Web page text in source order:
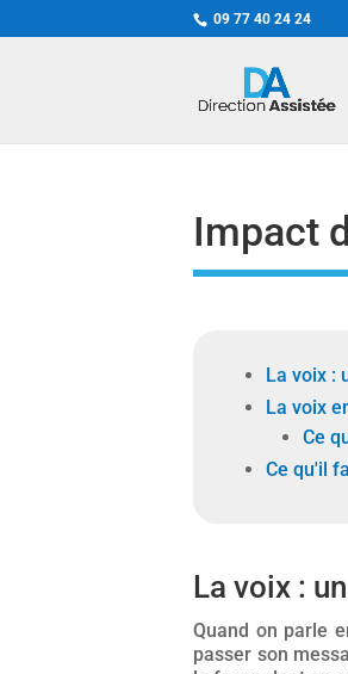
09 77 40 24 24
Impact
La voix :
La voix
Ce
Ce qu'il
La voix :
Quand on parle
passer son